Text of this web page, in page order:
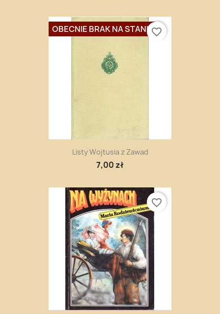
Listy Wojtusia z Zawad
7,00 zł
OBECNIE BRAK NA STANIEfavorite_border
favorite_border